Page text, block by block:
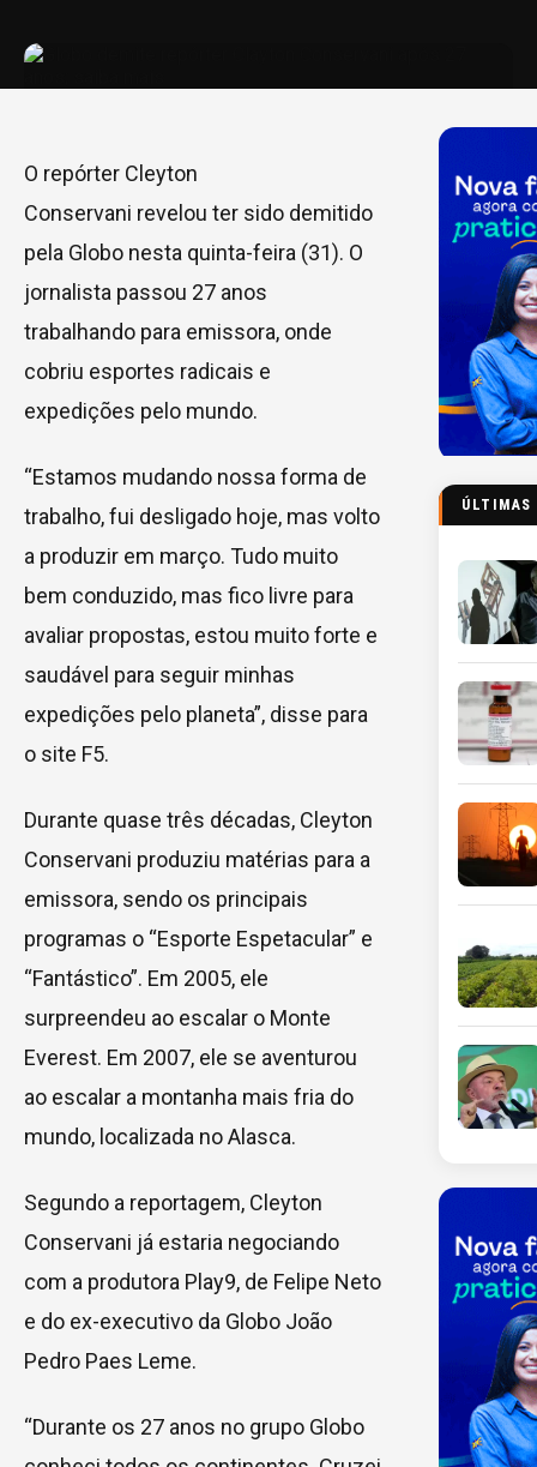
O repórter Cleyton
Conservani revelou ter sido demitido
pela Globo nesta quinta-feira (31). O
jornalista passou 27 anos
trabalhando para emissora, onde
cobriu esportes radicais e
expedições pelo mundo.
“Estamos mudando nossa forma de
trabalho, fui desligado hoje, mas volto
a produzir em março. Tudo muito
bem conduzido, mas fico livre para
avaliar propostas, estou muito forte e
saudável para seguir minhas
expedições pelo planeta”, disse para
o site F5.
Durante quase três décadas, Cleyton
Conservani produziu matérias para a
emissora, sendo os principais
programas o “Esporte Espetacular” e
“Fantástico”. Em 2005, ele
surpreendeu ao escalar o Monte
Everest. Em 2007, ele se aventurou
ao escalar a montanha mais fria do
mundo, localizada no Alasca.
Segundo a reportagem, Cleyton
Conservani já estaria negociando
com a produtora Play9, de Felipe Neto
e do ex-executivo da Globo João
Pedro Paes Leme.
“Durante os 27 anos no grupo Globo